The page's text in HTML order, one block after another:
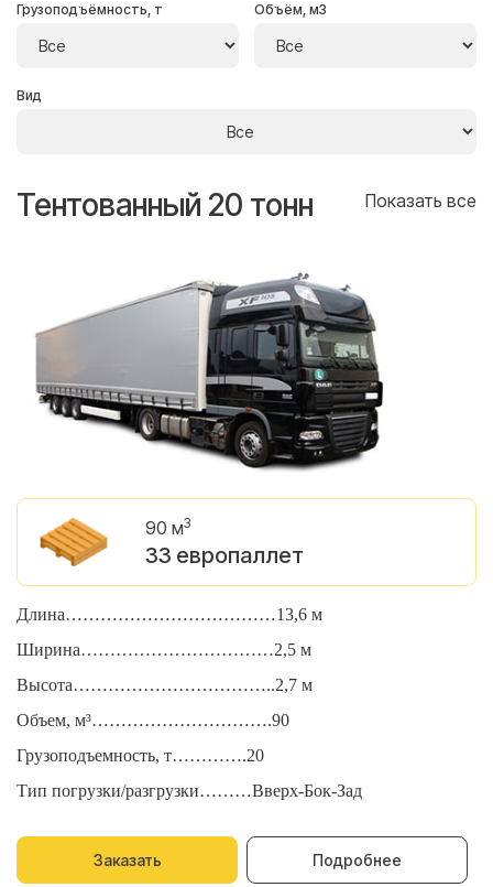
Грузоподъёмность, т Объём, м3
Вид
Тентованный 20 тонн Показать все
90 м3
33 европаллет
Длина………………………………13,6 м
Ширина……………………………2,5 м
Высота……………………………..2,7 м
Объем, м³………………………….90
Грузоподъемность, т………….20
Тип погрузки/разгрузки………Вверх-Бок-Зад
Заказать Подробнее